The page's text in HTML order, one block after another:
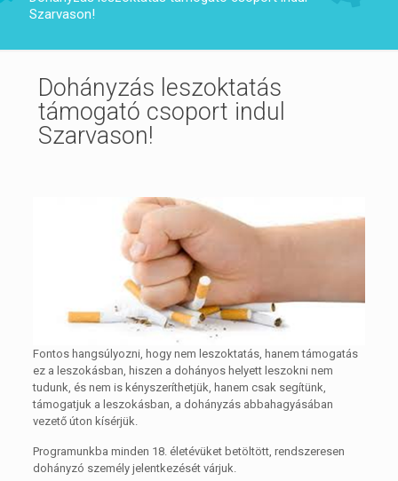
Szarvason!
Dohányzás leszoktatás
támogató csoport indul
Szarvason!
Fontos hangsúlyozni, hogy nem leszoktatás, hanem támogatás
ez a leszokásban, hiszen a dohányos helyett leszokni nem
tudunk, és nem is kényszeríthetjük, hanem csak segítünk,
támogatjuk a leszokásban, a dohányzás abbahagyásában
vezető úton kísérjük.
Programunkba minden 18. életévüket betöltött, rendszeresen
dohányzó személy jelentkezését várjuk.